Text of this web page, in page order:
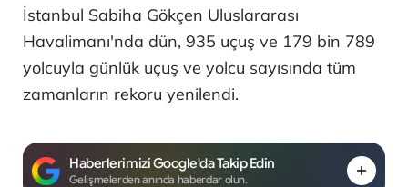
İstanbul Sabiha Gökçen Uluslararası
Havalimanı'nda dün, 935 uçuş ve 179 bin 789
yolcuyla günlük uçuş ve yolcu sayısında tüm
zamanların rekoru yenilendi.
Haberlerimizi Google'da Takip Edin
Gelişmelerden anında haberdar olun.